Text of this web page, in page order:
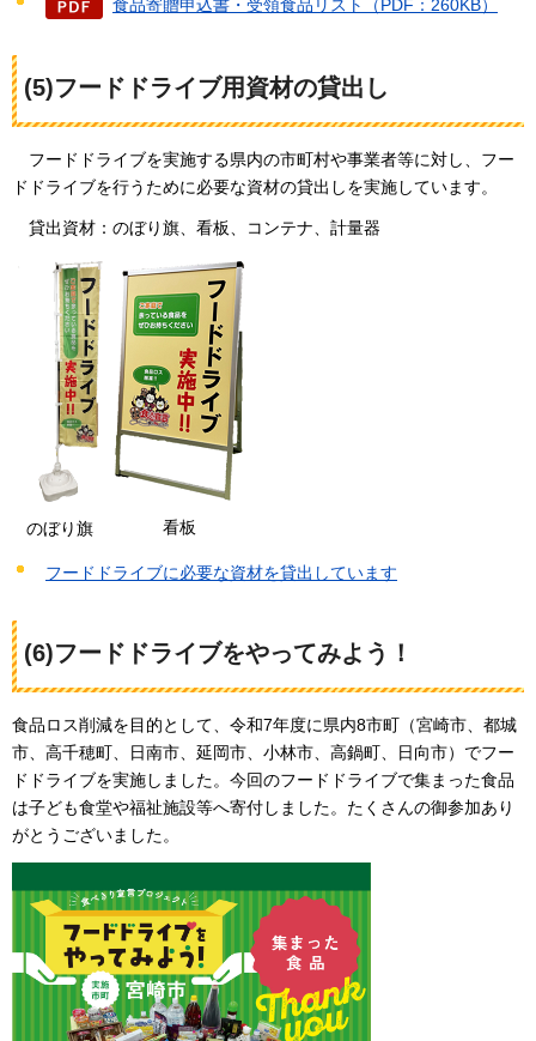
食品寄贈申込書・受領食品リスト（PDF：260KB）
(5)フードドライブ用資材の貸出し
フードドライブを実施する県内の市町村や事業者等に対し、フー
ドドライブを行うために必要な資材の貸出しを実施しています。
貸出資材：のぼり旗、看板、コンテナ、計量器
のぼり旗 看板
フードドライブに必要な資材を貸出しています
(6)フードドライブをやってみよう！
食品ロス削減を目的として、令和7年度に県内8市町（宮崎市、都城
市、高千穂町、日南市、延岡市、小林市、高鍋町、日向市）でフー
ドドライブを実施しました。今回のフードドライブで集まった食品
は子ども食堂や福祉施設等へ寄付しました。たくさんの御参加あり
がとうございました。